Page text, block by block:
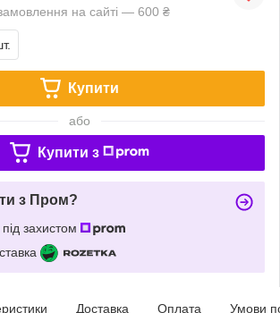
на сайті — 600 ₴
Купити
або
Купити з
з Пром?
захистом
Доставка Оплата Умови